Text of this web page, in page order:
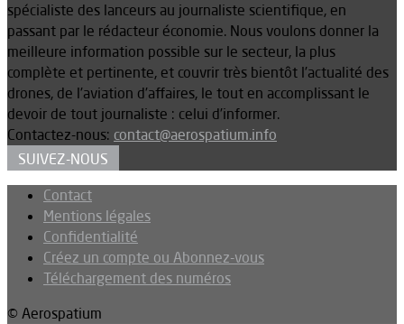
spécialiste des lanceurs au journaliste scientifique, en
passant par le rédacteur économie. Nous voulons donner la
meilleure information possible sur le secteur, la plus
complète et pertinente, et couvrir très bientôt l’actualité des
drones, de l’aviation d’affaires, le tout en accomplissant le
devoir de tout journaliste : celui d’informer.
Contactez-nous: contact@aerospatium.info
SUIVEZ-NOUS
Contact
Mentions légales
Confidentialité
Créez un compte ou Abonnez-vous
Téléchargement des numéros
© Aerospatium